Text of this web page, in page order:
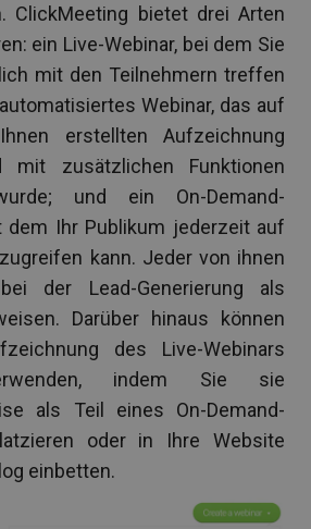
ClickMeeting bietet drei Arten
ein Live-Webinar, bei dem Sie
mit den Teilnehmern treffen
Webinar, das auf
erstellten Aufzeichnung
mit zusätzlichen Funktionen
und ein On-Demand-
dem Ihr Publikum jederzeit auf
kann. Jeder von ihnen
der Lead-Generierung als
Darüber hinaus können
des Live-Webinars
indem Sie sie
als Teil eines On-Demand-
oder in Ihre Website
einbetten.